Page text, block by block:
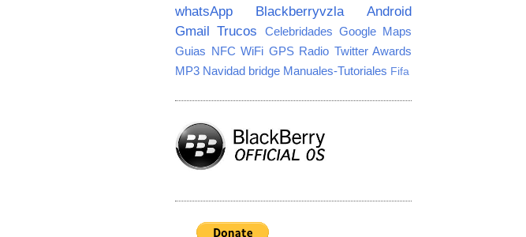
whatsApp
Blackberryvzla
Android
Gmail Trucos Celebridades Google Maps
Guias NFC WiFi GPS Radio Twitter Awards
MP3 Navidad bridge Manuales-Tutoriales Fifa